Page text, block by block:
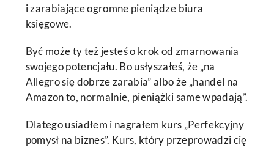
i zarabiające ogromne pieniądze biura
księgowe.
Być może ty też jesteś o krok od zmarnowania
swojego potencjału. Bo usłyszałeś, że „na
Allegro się dobrze zarabia” albo że „handel na
Amazon to, normalnie, pieniążki same wpadają”.
Dlatego usiadłem i nagrałem kurs „Perfekcyjny
pomysł na biznes”. Kurs, który przeprowadzi cię